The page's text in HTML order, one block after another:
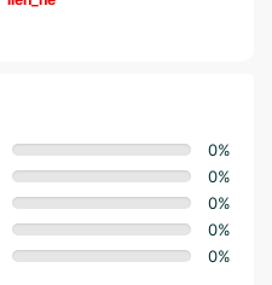
0%
0%
0%
0%
0%